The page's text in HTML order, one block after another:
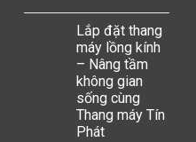
Lắp đặt thang
máy lồng kính
– Nâng tầm
không gian
sống cùng
Thang máy Tín
Phát